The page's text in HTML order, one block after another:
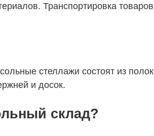
Транспортировка
стеллажи состоят из
и досок.
склад?